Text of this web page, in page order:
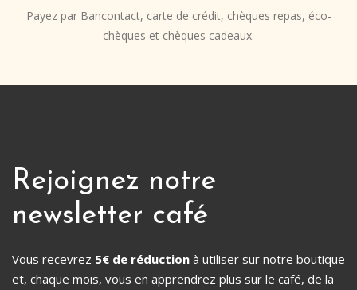
Payez par Bancontact, carte de crédit, chèques repas, éco-
chèques et chèques cadeaux.
Rejoignez notre
newsletter café
Vous recevrez 5€ de réduction à utiliser sur notre boutique
et, chaque mois, vous en apprendrez plus sur le café, de la